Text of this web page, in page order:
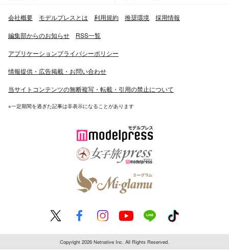
会社概要 モデルプレスとは 利用規約 推奨環境 採用情報
編集部からのお知らせ RSS一覧
アプリケーションプライバシーポリシー
情報提供・広告掲載・お問い合わせ
当サイトコンテンツの無断複写・転載・引用の禁止について
※一定期間を過ぎた記事は非表示になることがあります
Copyright 2026 Netnative Inc. All Rights Reserved.